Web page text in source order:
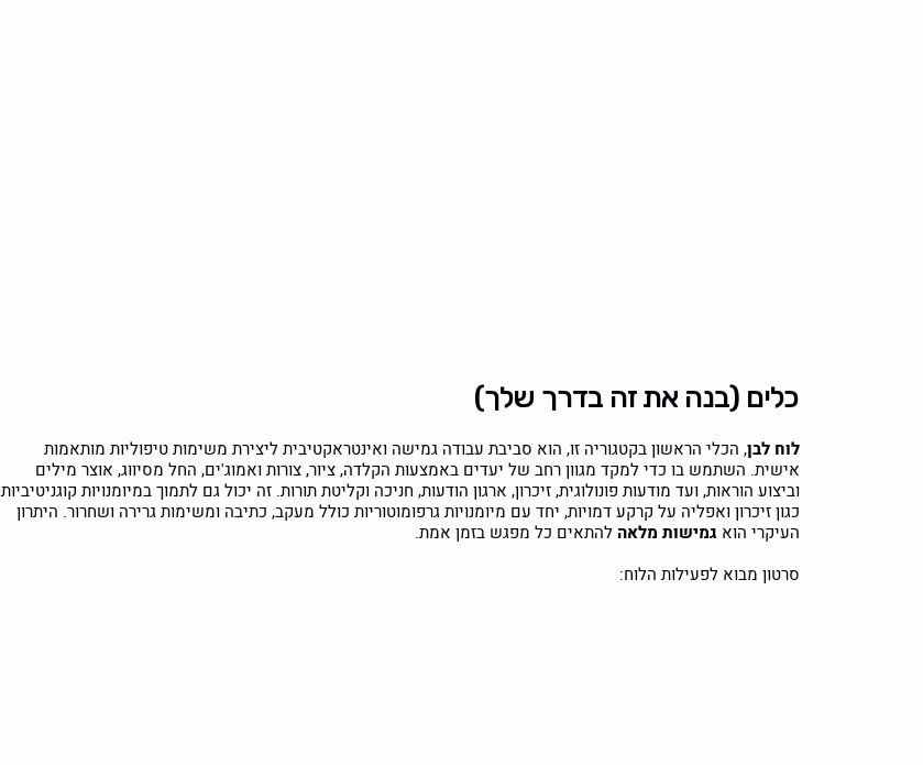
כלים (בנה את זה בדרך שלך)
לוח לבן, הכלי הראשון בקטגוריה זו, הוא סביבת עבודה גמישה ואינטראקטיבית ליצירת משימות טיפוליות מותאמות
אישית. השתמש בו כדי למקד מגוון רחב של יעדים באמצעות הקלדה, ציור, צורות ואמוג'ים, החל מסיווג, אוצר מילים
וביצוע הוראות, ועד מודעות פונולוגית, זיכרון, ארגון הודעות, חניכה וקליטת תורות. זה יכול גם לתמוך במיומנויות קוגניטיביות
כגון זיכרון ואפליה על קרקע דמויות, יחד עם מיומנויות גרפומוטוריות כולל מעקב, כתיבה ומשימות גרירה ושחרור. היתרון
העיקרי הוא גמישות מלאה להתאים כל מפגש בזמן אמת.
סרטון מבוא לפעילות הלוח: